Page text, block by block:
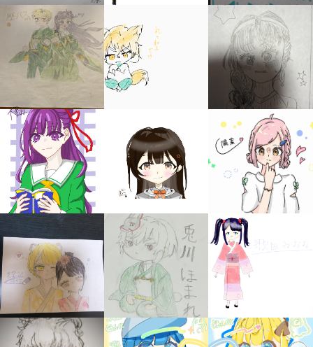
キミノラジオ配信中！
いろんな動画が
見られる
みんなの絵が
見られる